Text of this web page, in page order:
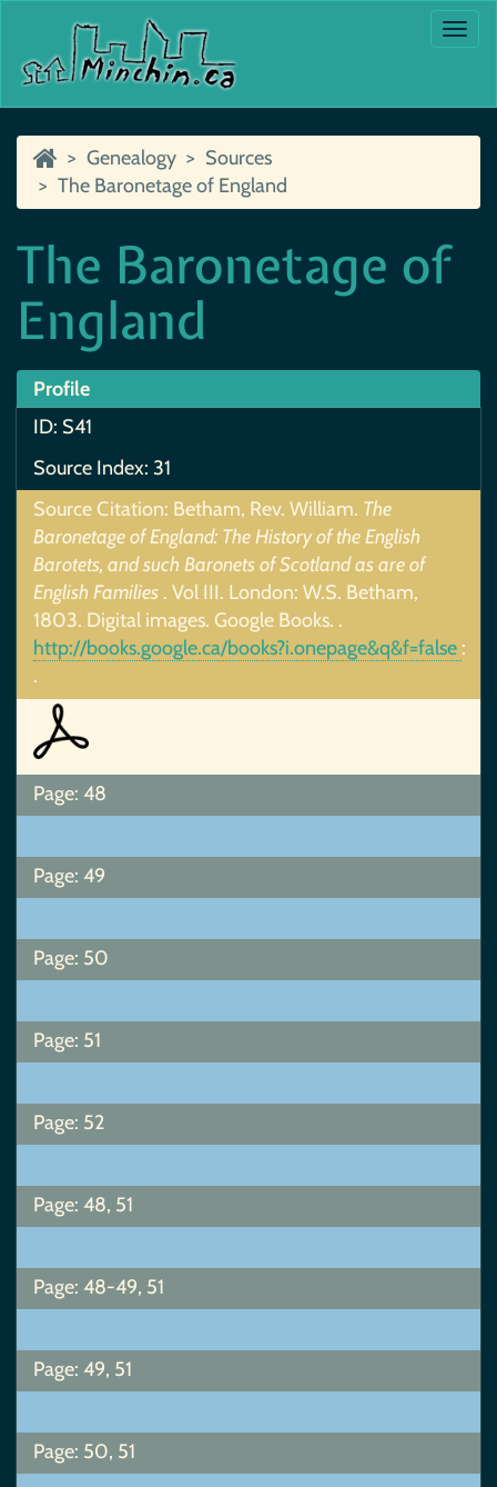
Genealogy
Sources
The Baronetage of England
The Baronetage of
England
Profile
ID: S41
Source Index: 31
Source Citation: Betham, Rev. William. The
Baronetage of England: The History of the English
Barotets, and such Baronets of Scotland as are of
English Families . Vol III. London: W.S. Betham,
1803. Digital images. Google Books. .
http://books.google.ca/books?i.onepage&q&f=false :
.
Page: 48
Page: 49
Page: 50
Page: 51
Page: 52
Page: 48, 51
Page: 48-49, 51
Page: 49, 51
Page: 50, 51